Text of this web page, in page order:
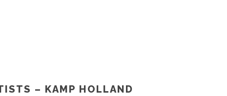
– KAMP HOLLAND